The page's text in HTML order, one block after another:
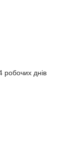
робочих днів